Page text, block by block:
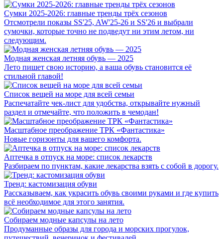
Сумки 2025-2026: главные тренды трёх сезонов
Отсмотрели показы SS'25, AW'25-26 и SS'26 и выбрали
сумочки, которые точно не подведут ни этим летом, ни
следующим.
Модная женская летняя обувь — 2025
Лето пишет свою историю, а ваша обувь становится её
стильной главой!
Список вещей на море для всей семьи
Распечатайте чек-лист для удобства, открывайте нужный
раздел и отмечайте, что положить в чемодан!
Масштабное преображение ТРК «Фантастика»
Новые горизонты для вашего комфорта.
Аптечка в отпуск на море: список лекарств
Разбираем по пунктам, какие лекарства взять с собой в дорогу.
Тренд: кастомизация обуви
Рассказываем, как украсить обувь своими руками и где купить
всё необходимое для этого занятия.
Собираем модные капсулы на лето
Продуманные образы для города и морских прогулок,